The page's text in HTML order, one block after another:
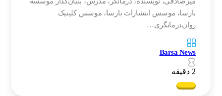
بارسا، موسس انتشارات بارسا، موسس کلینیک
روان‌درمانگری…
Barsa News